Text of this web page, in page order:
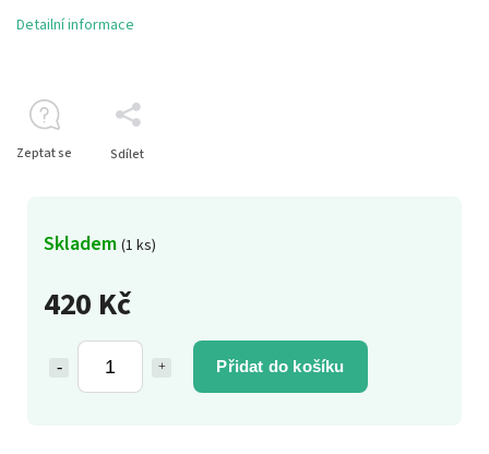
420 Kč
Přidat do košíku
Skladem (1 ks)
Detailní informace
Zeptat se Sdílet